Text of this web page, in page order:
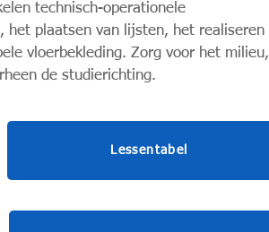
technisch-operationele
het plaatsen van lijsten, het realiseren
vloerbekleding. Zorg voor het milieu,
de studierichting.
Lessentabel